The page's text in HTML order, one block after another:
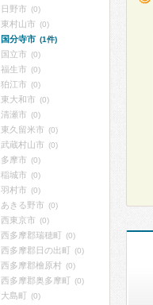
日野市 (0)
東村山市 (0)
国分寺市 (1件)
国立市 (0)
福生市 (0)
狛江市 (0)
東大和市 (0)
清瀬市 (0)
東久留米市 (0)
武蔵村山市 (0)
多摩市 (0)
稲城市 (0)
羽村市 (0)
あきる野市 (0)
西東京市 (0)
西多摩郡瑞穂町 (0)
西多摩郡日の出町 (0)
西多摩郡檜原村 (0)
西多摩郡奥多摩町 (0)
大島町 (0)